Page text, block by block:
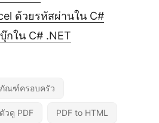
ด้วยรหัสผ่านใน C#
กใน C# .NET
ภัณฑ์ครอบครัว
ดู PDF PDF to HTML